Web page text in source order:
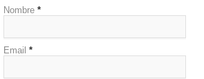
Nombre *
Email *